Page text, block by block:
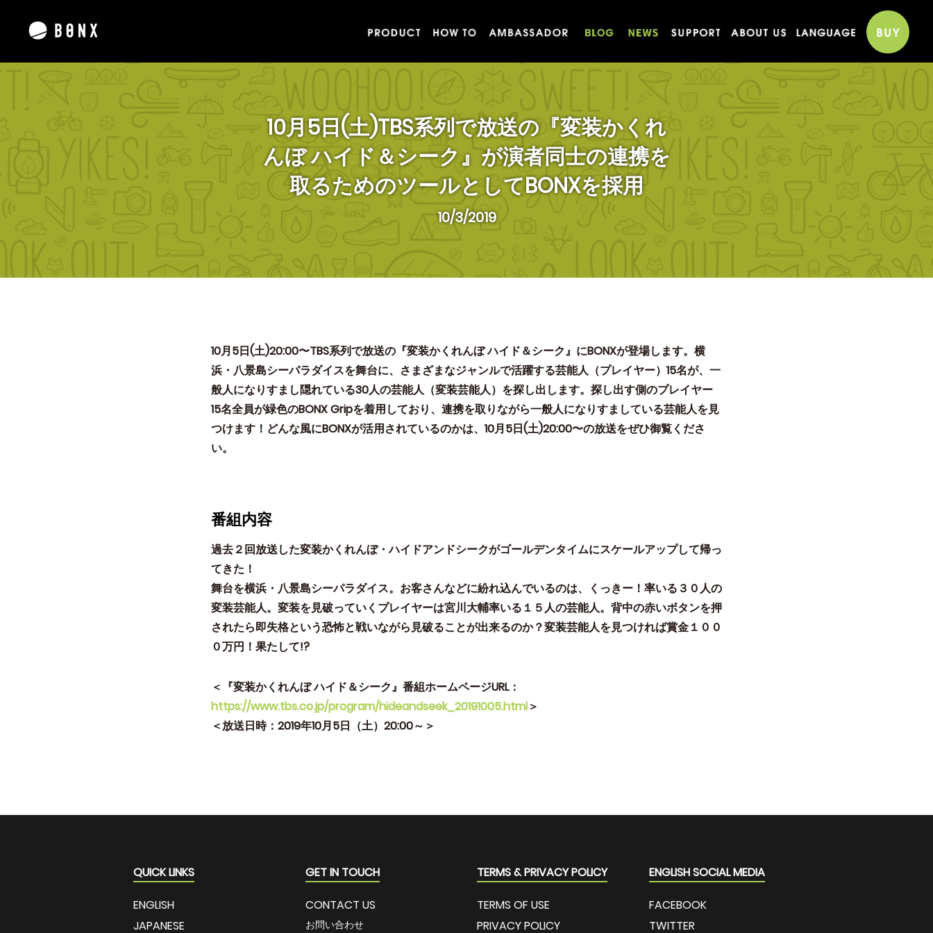
10月5日(土)TBS系列で放送の『変装かくれ
んぼ ハイド＆シーク』が演者同士の連携を
取るためのツールとしてBONXを採用
10/3/2019
10月5日(土)20:00〜TBS系列で放送の『変装かくれんぼ ハイド＆シーク』にBONXが登場します。横
浜・八景島シーパラダイスを舞台に、さまざまなジャンルで活躍する芸能人（プレイヤー）15名が、一
般人になりすまし隠れている30人の芸能人（変装芸能人）を探し出します。探し出す側のプレイヤー
15名全員が緑色のBONX Gripを着用しており、連携を取りながら一般人になりすましている芸能人を見
つけます！どんな風にBONXが活用されているのかは、10月5日(土)20:00〜の放送をぜひ御覧くださ
い。
番組内容
過去２回放送した変装かくれんぼ・ハイドアンドシークがゴールデンタイムにスケールアップして帰っ
てきた！
舞台を横浜・八景島シーパラダイス。お客さんなどに紛れ込んでいるのは、くっきー！率いる３０人の
変装芸能人。変装を見破っていくプレイヤーは宮川大輔率いる１５人の芸能人。背中の赤いボタンを押
されたら即失格という恐怖と戦いながら見破ることが出来るのか？変装芸能人を見つければ賞金１００
０万円！果たして!?
＜『変装かくれんぼ ハイド＆シーク』番組ホームページURL：
https://www.tbs.co.jp/program/hideandseek_20191005.html＞
＜放送日時：2019年10月5日（土）20:00～＞
QUICK LINKS
ENGLISH
JAPANESE
GET IN TOUCH
CONTACT US
お問い合わせ
TERMS & PRIVACY POLICY
TERMS OF USE
PRIVACY POLICY
ENGLISH SOCIAL MEDIA
FACEBOOK
TWITTER